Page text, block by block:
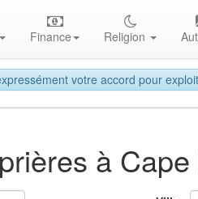
votre accord pour
Finance Religion
à